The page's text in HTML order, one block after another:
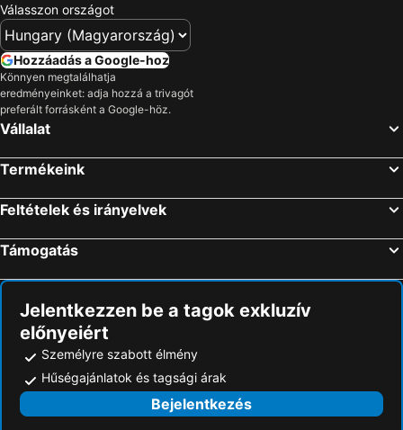
Válasszon országot
Hozzáadás a Google-hoz
Könnyen megtalálhatja
eredményeinket: adja hozzá a trivagót
preferált forrásként a Google-höz.
Vállalat
Termékeink
Feltételek és irányelvek
Támogatás
Jelentkezzen be a tagok exkluzív
előnyeiért
Személyre szabott élmény
Hűségajánlatok és tagsági árak
Bejelentkezés